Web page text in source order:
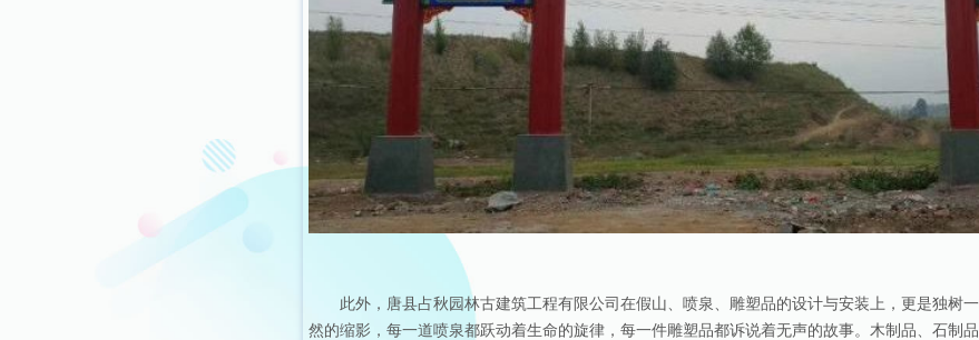
此外，唐县占秋园林古建筑工程有限公司在假山、喷泉、雕塑品的设计与安装上，更是独树
然的缩影，每一道喷泉都跃动着生命的旋律，每一件雕塑品都诉说着无声的故事。木制品、石制